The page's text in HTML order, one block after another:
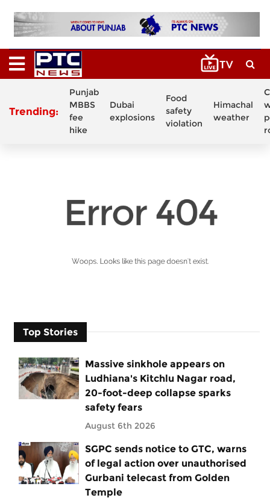
Trending:
Punjab
MBBS
fee
hike
Dubai
explosions
Food
safety
violation
Himachal
weather
Top Stories
Massive sinkhole appears on
Ludhiana's Kitchlu Nagar road,
20-foot-deep collapse sparks
safety fears
August 6th 2026
SGPC sends notice to GTC, warns
of legal action over unauthorised
Gurbani telecast from Golden
Temple